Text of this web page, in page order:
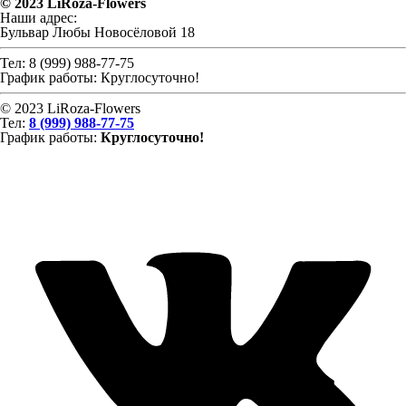
© 2023 LiRoza-Flowers
Наши адрес:
Бульвар Любы Новосёловой 18
Тел: 8 (999) 988-77-75
График работы: Круглосуточно!
© 2023 LiRoza-Flowers
Тел: 8 (999) 988-77-75
График работы: Круглосуточно!